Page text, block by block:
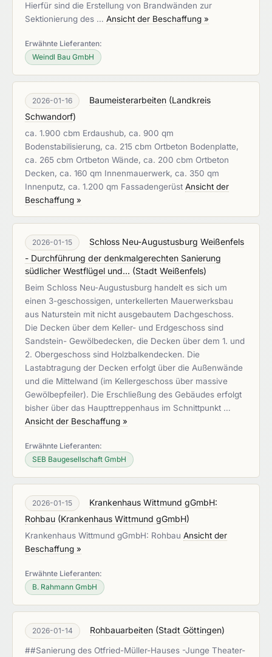
Hierfür sind die Erstellung von Brandwänden zur
Sektionierung des … Ansicht der Beschaffung »
Erwähnte Lieferanten:
Weindl Bau GmbH
2026-01-16 Baumeisterarbeiten (Landkreis
Schwandorf)
ca. 1.900 cbm Erdaushub, ca. 900 qm
Bodenstabilisierung, ca. 215 cbm Ortbeton Bodenplatte,
ca. 265 cbm Ortbeton Wände, ca. 200 cbm Ortbeton
Decken, ca. 160 qm Innenmauerwerk, ca. 350 qm
Innenputz, ca. 1.200 qm Fassadengerüst Ansicht der
Beschaffung »
2026-01-15
Schloss Neu-Augustusburg Weißenfels
- Durchführung der denkmalgerechten Sanierung
südlicher Westflügel und... (Stadt Weißenfels)
Beim Schloss Neu-Augustusburg handelt es sich um
einen 3-geschossigen, unterkellerten Mauerwerksbau
aus Naturstein mit nicht ausgebautem Dachgeschoss.
Die Decken über dem Keller- und Erdgeschoss sind
Sandstein- Gewölbedecken, die Decken über dem 1. und
2. Obergeschoss sind Holzbalkendecken. Die
Lastabtragung der Decken erfolgt über die Außenwände
und die Mittelwand (im Kellergeschoss über massive
Gewölbepfeiler). Die Erschließung des Gebäudes erfolgt
bisher über das Haupttreppenhaus im Schnittpunkt …
Ansicht der Beschaffung »
Erwähnte Lieferanten:
SEB Baugesellschaft GmbH
2026-01-15
Krankenhaus Wittmund gGmbH:
Rohbau (Krankenhaus Wittmund gGmbH)
Krankenhaus Wittmund gGmbH: Rohbau Ansicht der
Beschaffung »
Erwähnte Lieferanten:
B. Rahmann GmbH
2026-01-14 Rohbauarbeiten (Stadt Göttingen)
##Sanierung des Otfried-Müller-Hauses -Junge Theater-